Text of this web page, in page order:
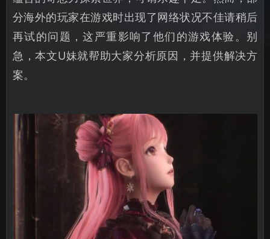
分海外的玩家在游戏时出现了网络状况不佳请稍后
再试的问题，这严重影响了他们的游戏体验。别
急，本文U妹就帮助大家分析原因，并提供解决方
案。